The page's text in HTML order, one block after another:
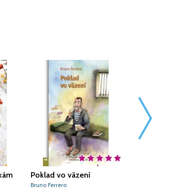
Poklad vo väzení
Bruno Ferrero